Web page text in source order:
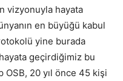
vizyonuyla hayata
en büyüğü kabul
yine burada
geçirdiğimiz bu
20 yıl önce 45 kişi